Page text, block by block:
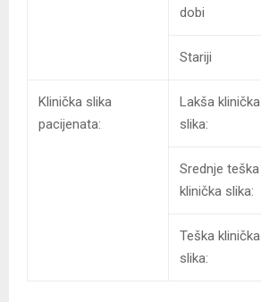
dobi
Stariji
Klinička slika
pacijenata:
Lakša klinička
slika:
Srednje teška
klinička slika:
Teška klinička
slika: